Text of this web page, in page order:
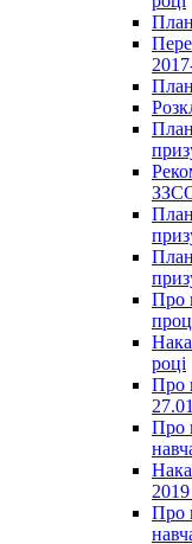
Про
році
Про
Про
2019
Про